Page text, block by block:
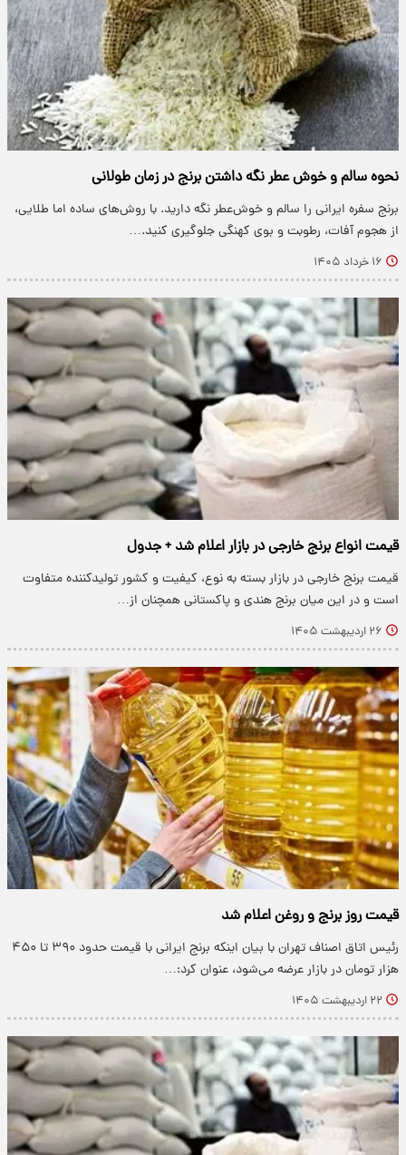
نحوه سالم و خوش عطر نگه داشتن برنج در زمان طولانی
برنج سفره ایرانی را سالم و خوش‌عطر نگه دارید. با روش‌های ساده اما طلایی،
از هجوم آفات، رطوبت و بوی کهنگی جلوگیری کنید.…
۱۶ خرداد ۱۴۰۵
قیمت انواع برنج خارجی در بازار اعلام شد + جدول
قیمت برنج خارجی در بازار بسته به نوع، کیفیت و کشور تولیدکننده متفاوت
است و در این میان برنج هندی و پاکستانی همچنان از…
۲۶ اردیبهشت ۱۴۰۵
قیمت روز برنج و روغن اعلام شد
رئیس اتاق اصناف تهران با بیان اینکه برنج ایرانی با قیمت حدود ۳۹۰ تا ۴۵۰
هزار تومان در بازار عرضه می‌شود، عنوان کرد:…
۲۲ اردیبهشت ۱۴۰۵